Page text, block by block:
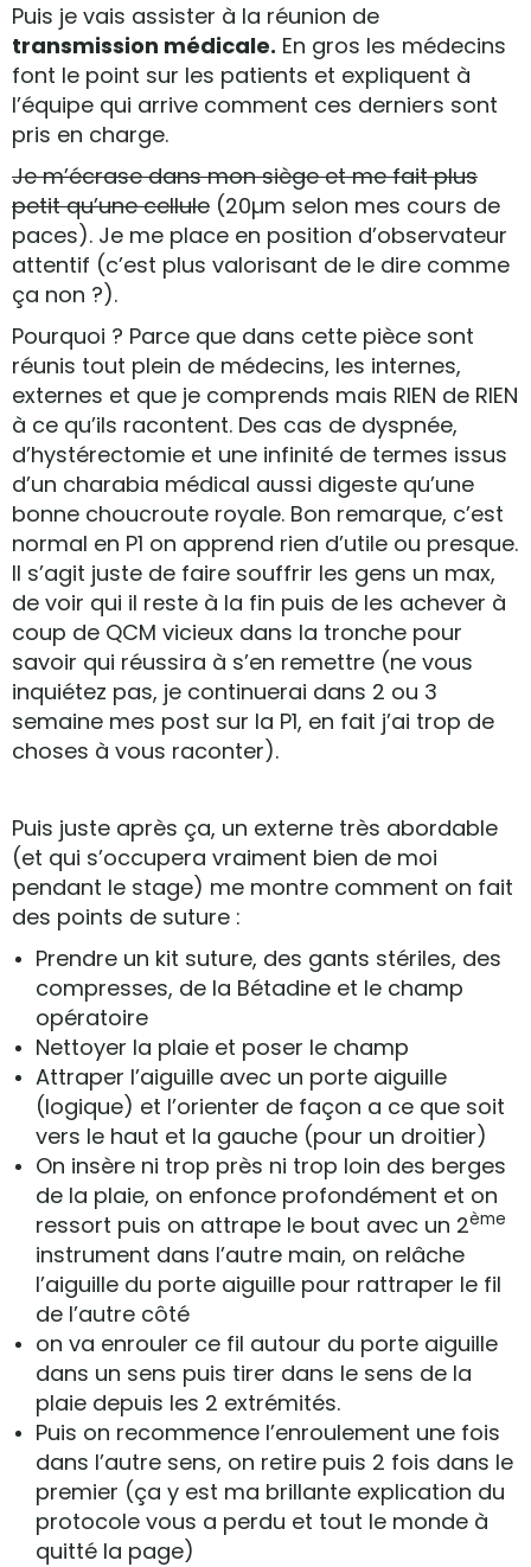
Puis je vais assister à la réunion de
transmission médicale. En gros les médecins
font le point sur les patients et expliquent à
l’équipe qui arrive comment ces derniers sont
pris en charge.
Je m’écrase dans mon siège et me fait plus
petit qu’une cellule (20µm selon mes cours de
paces). Je me place en position d’observateur
attentif (c’est plus valorisant de le dire comme
ça non ?).
Pourquoi ? Parce que dans cette pièce sont
réunis tout plein de médecins, les internes,
externes et que je comprends mais RIEN de RIEN
à ce qu’ils racontent. Des cas de dyspnée,
d’hystérectomie et une infinité de termes issus
d’un charabia médical aussi digeste qu’une
bonne choucroute royale. Bon remarque, c’est
normal en P1 on apprend rien d’utile ou presque.
Il s’agit juste de faire souffrir les gens un max,
de voir qui il reste à la fin puis de les achever à
coup de QCM vicieux dans la tronche pour
savoir qui réussira à s’en remettre (ne vous
inquiétez pas, je continuerai dans 2 ou 3
semaine mes post sur la P1, en fait j’ai trop de
choses à vous raconter).
Puis juste après ça, un externe très abordable
(et qui s’occupera vraiment bien de moi
pendant le stage) me montre comment on fait
des points de suture :
Prendre un kit suture, des gants stériles, des
compresses, de la Bétadine et le champ
opératoire
Nettoyer la plaie et poser le champ
Attraper l’aiguille avec un porte aiguille
(logique) et l’orienter de façon a ce que soit
vers le haut et la gauche (pour un droitier)
On insère ni trop près ni trop loin des berges
de la plaie, on enfonce profondément et on
ressort puis on attrape le bout avec un 2ème
instrument dans l’autre main, on relâche
l’aiguille du porte aiguille pour rattraper le fil
de l’autre côté
on va enrouler ce fil autour du porte aiguille
dans un sens puis tirer dans le sens de la
plaie depuis les 2 extrémités.
Puis on recommence l’enroulement une fois
dans l’autre sens, on retire puis 2 fois dans le
premier (ça y est ma brillante explication du
protocole vous a perdu et tout le monde à
quitté la page)